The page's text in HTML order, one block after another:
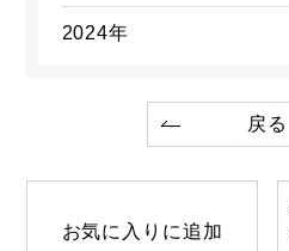
2024年
戻る
お気に入りに追加